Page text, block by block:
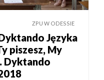
ZPU W ODESSIE
Języka
piszesz, My
Dyktando